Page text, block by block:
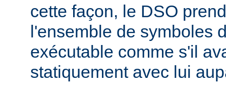
cette façon, le DSO
l'ensemble de symboles
exécutable comme s'il
statiquement avec lui